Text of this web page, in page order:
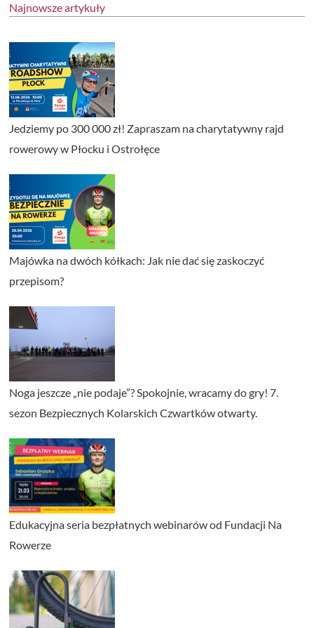
Najnowsze artykuły
Jedziemy po 300 000 zł! Zapraszam na charytatywny rajd
rowerowy w Płocku i Ostrołęce
Majówka na dwóch kółkach: Jak nie dać się zaskoczyć
przepisom?
Noga jeszcze „nie podaje”? Spokojnie, wracamy do gry! 7.
sezon Bezpiecznych Kolarskich Czwartków otwarty.
Edukacyjna seria bezpłatnych webinarów od Fundacji Na
Rowerze